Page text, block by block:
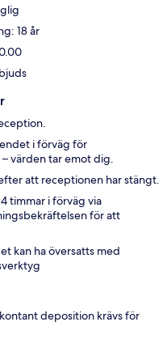
18 år
i förväg för
värden tar emot dig.
att receptionen har stängt.
timmar i förväg via
för att
kan ha översatts med
deposition krävs för